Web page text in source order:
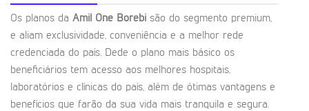
Os planos da Amil One Borebi são do segmento premium,
e aliam exclusividade, conveniência e a melhor rede
credenciada do país. Dede o plano mais básico os
beneficiários tem acesso aos melhores hospitais,
laboratórios e clínicas do país, além de ótimas vantagens e
benefícios que farão da sua vida mais tranquila e segura.